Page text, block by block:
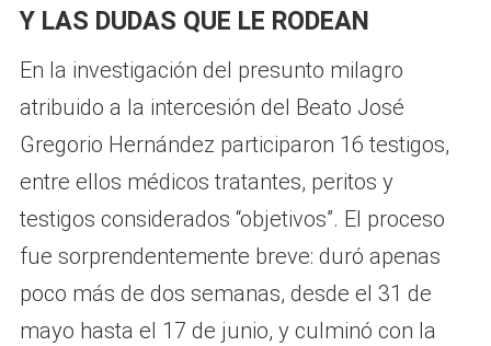
Y LAS DUDAS QUE LE RODEAN
En la investigación del presunto milagro
atribuido a la intercesión del Beato José
Gregorio Hernández participaron 16 testigos,
entre ellos médicos tratantes, peritos y
testigos considerados “objetivos”. El proceso
fue sorprendentemente breve: duró apenas
poco más de dos semanas, desde el 31 de
mayo hasta el 17 de junio, y culminó con la